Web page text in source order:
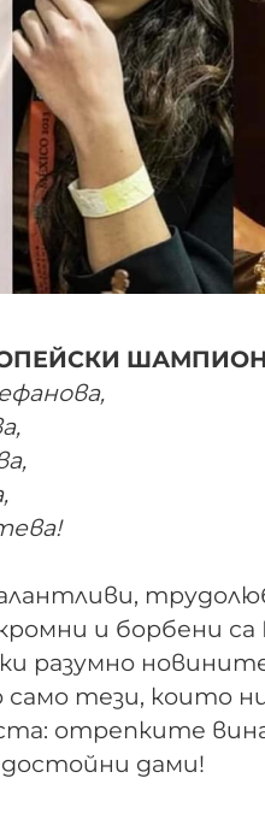
ШАМПИОН
и борбени
разумно
тези, които
отрепките
дами!